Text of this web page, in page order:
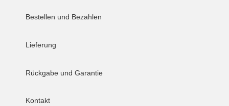
Bestellen und Bezahlen
Lieferung
Rückgabe und Garantie
Kontakt